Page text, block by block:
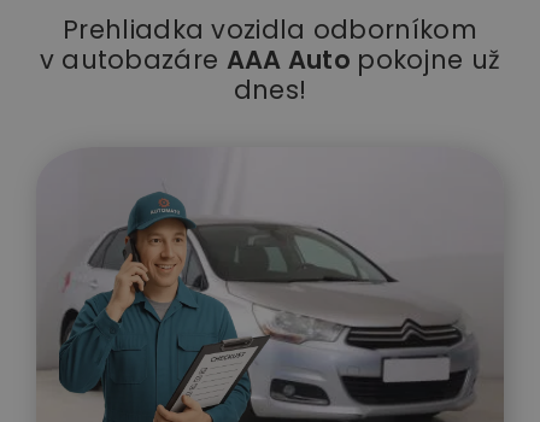
Prehliadka vozidla odborníkom
v autobazáre AAA Auto pokojne už
dnes!